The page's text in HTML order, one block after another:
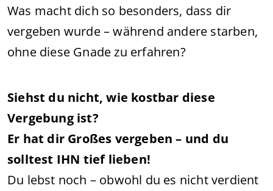
Was macht dich so besonders, dass dir
vergeben wurde – während andere starben,
ohne diese Gnade zu erfahren?
Siehst du nicht, wie kostbar diese
Vergebung ist?
Er hat dir Großes vergeben – und du
solltest IHN tief lieben!
Du lebst noch – obwohl du es nicht verdient